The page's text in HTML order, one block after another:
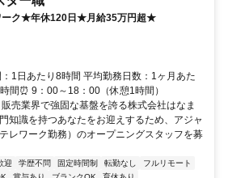
ーク★年休120日★月給35万円超★
1日あたり8時間 平均勤務日数：1ヶ月あた
間⏰ 9：00～18：00（休憩1時間）
売業界で強固な基盤を誇る株式会社はなま
知識を持つあなたをお迎えするため、アジャ
レワーク勤務）のオープニングスタッフを募
迎 学歴不問 固定時間制 転勤なし
フルリモート